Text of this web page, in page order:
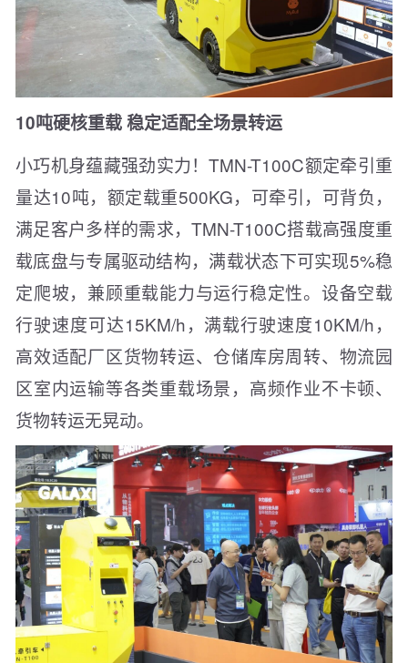
10吨硬核重载 稳定适配全场景转运
小巧机身蕴藏强劲实力！TMN-T100C额定牵引重
量达10吨，额定载重500KG，可牵引，可背负，
满足客户多样的需求，TMN-T100C搭载高强度重
载底盘与专属驱动结构，满载状态下可实现5%稳
定爬坡，兼顾重载能力与运行稳定性。设备空载
行驶速度可达15KM/h，满载行驶速度10KM/h，
高效适配厂区货物转运、仓储库房周转、物流园
区室内运输等各类重载场景，高频作业不卡顿、
货物转运无晃动。